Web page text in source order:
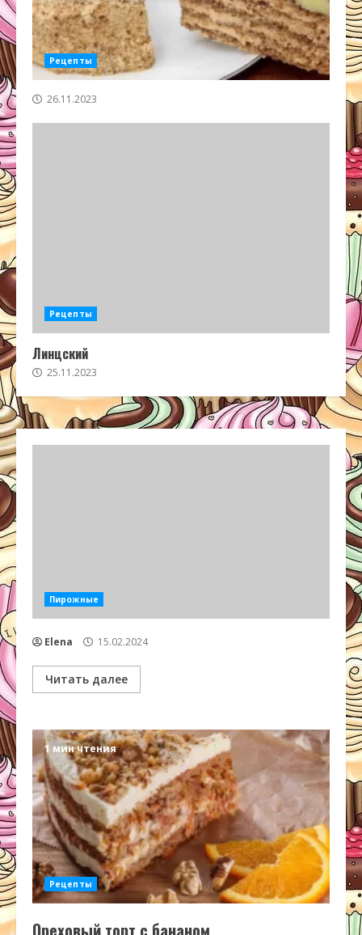
Рецепты
26.11.2023
Рецепты
Линцский
25.11.2023
Пирожные
Elena 15.02.2024
Читать далее
1 мин чтения
Рецепты
Ореховый торт с бананом